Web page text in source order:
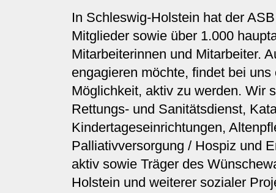
In Schleswig-Holstein hat der
Mitglieder sowie über 1.000
Mitarbeiterinnen und Mitarbeiter.
engagieren möchte, findet bei
Möglichkeit, aktiv zu werden. Wir
Rettungs- und Sanitätsdienst,
Kindertageseinrichtungen,
Palliativversorgung / Hospiz und
aktiv sowie Träger des
Holstein und weiterer sozialer